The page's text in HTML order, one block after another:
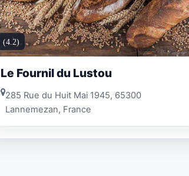
(4.2)
Le Fournil du Lustou
285 Rue du Huit Mai 1945, 65300
Lannemezan, France